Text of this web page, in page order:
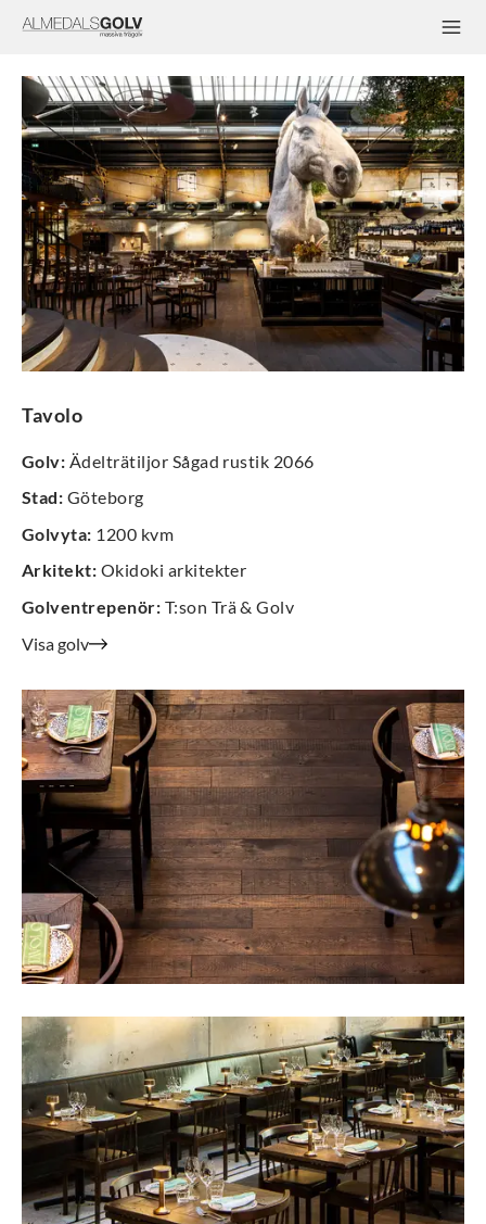
Tavolo
Golv: Ädelträtiljor Sågad rustik 2066
Stad: Göteborg
Golvyta: 1200 kvm
Arkitekt: Okidoki arkitekter
Golventrepenör: T:son Trä & Golv
Visa golv